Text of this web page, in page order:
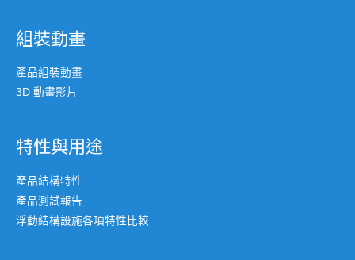
組裝動畫
產品組裝動畫
3D 動畫影片
特性與用途
產品結構特性
產品測試報告
浮動結構設施各項特性比較